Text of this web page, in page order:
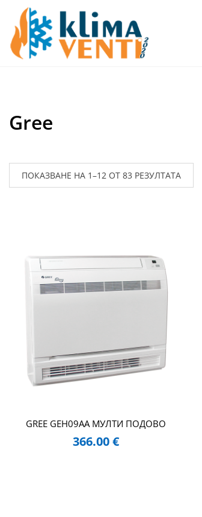
content
Gree
ПОКАЗВАНЕ НА 1–12 ОТ 83 РЕЗУЛТАТА
GREE GEH09AA МУЛТИ ПОДОВО
366.00€